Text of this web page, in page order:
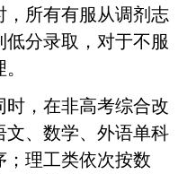
，所有有服从调剂志
分录取，对于不服
时，在非高考综合改
文、数学、外语单科
；理工类依次按数